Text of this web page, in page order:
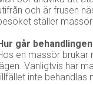
och är frusen
ställer
går
en massör brukar
Vanligtvis har
inte behandlas